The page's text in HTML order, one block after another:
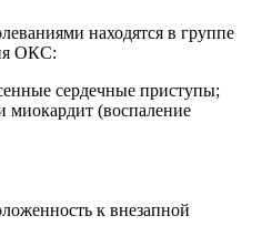
находятся в группе
ОКС:
сердечные приступы;
миокардит (воспаление
к внезапной